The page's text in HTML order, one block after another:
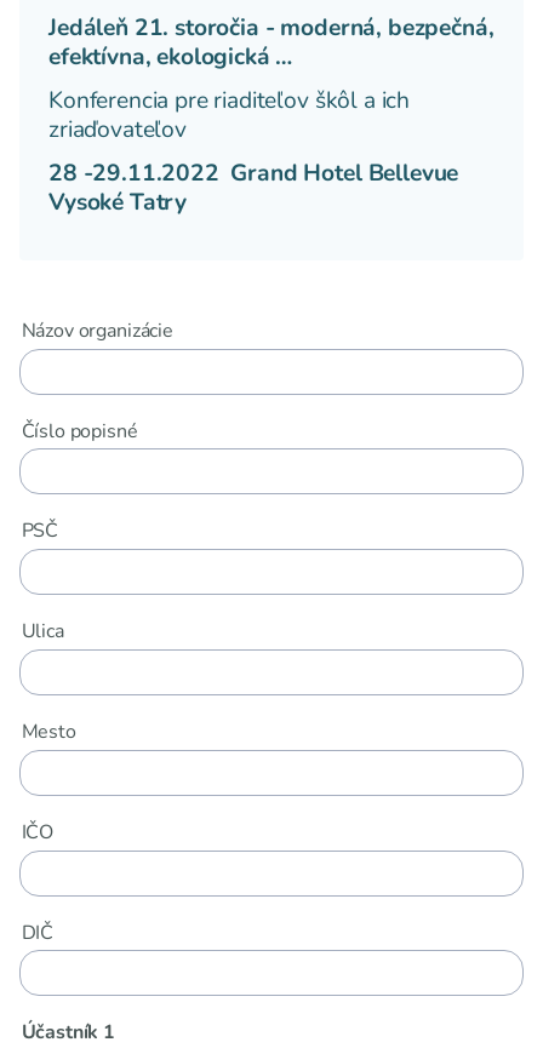
Jedáleň 21. storočia - moderná, bezpečná,
efektívna, ekologická …
Konferencia pre riaditeľov škôl a ich
zriaďovateľov
28 -29.11.2022 Grand Hotel Bellevue
Vysoké Tatry
Názov organizácie
Číslo popisné
PSČ
Ulica
Mesto
IČO
DIČ
Účastník 1